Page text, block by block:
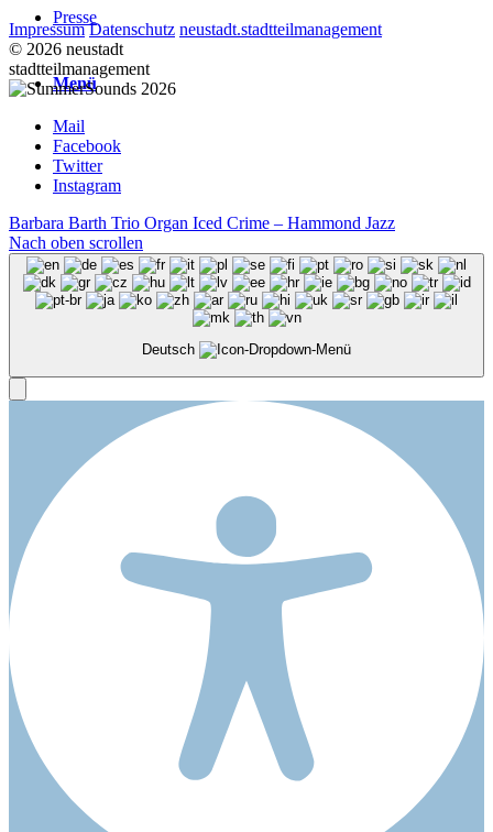
Presse
Menü
Impressum Datenschutz neustadt.stadtteilmanagement
© 2026 neustadt
stadtteilmanagement
Mail
Facebook
Twitter
Instagram
Barbara Barth Trio Organ Iced Crime – Hammond Jazz
Nach oben scrollen
Deutsch